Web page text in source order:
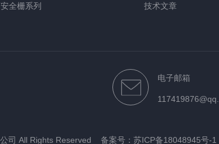
全栅系列 技术文章
电子邮箱
司 All Rights Reserved 备案号：苏ICP备18048945号-1